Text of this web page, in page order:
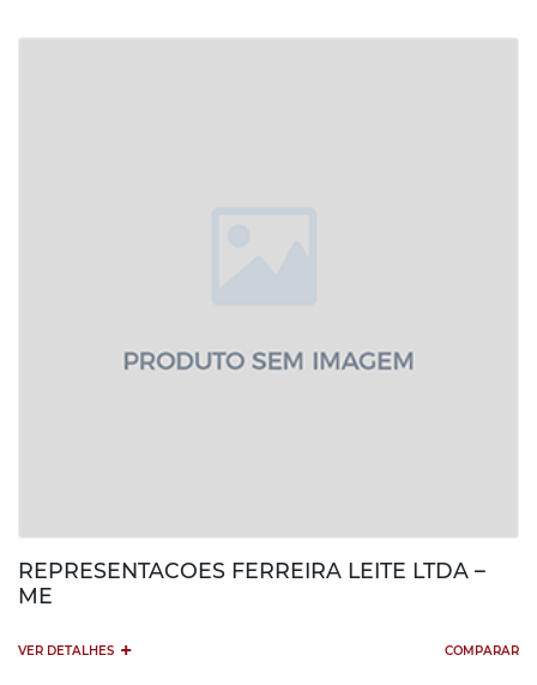
REPRESENTACOES FERREIRA LEITE LTDA –
ME
VER DETALHES + COMPARAR